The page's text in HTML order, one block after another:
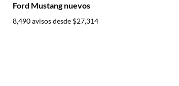
Ford Mustang nuevos
8,490 avisos desde $27,314